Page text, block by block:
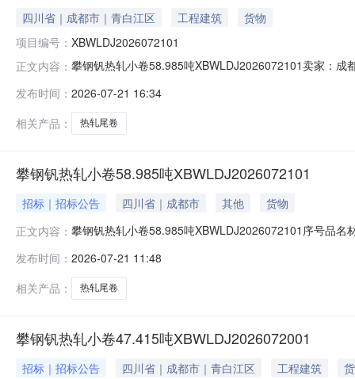
四川省｜成都市｜青白江区 工程建筑
货物
项目编号： XBWLDJ2026072101
正文内容： 攀钢钒热轧小卷58.985吨XBWLDJ2026072101卖家：
钢钒1/2.275轧烂(因非计划产品的特殊性，可能存在与
发布时间： 2026-07-21 16:34
相关产品：
热轧尾卷
攀钢钒热轧小卷58.985吨XBWLDJ2026072101
招标｜招标公告 四川省｜成都市 其他
货物
正文内容： 攀钢钒热轧小卷58.985吨XBWLDJ2026072101序号品
热轧尾卷（小卷）S355MC(X)2*1145*C攀钢钒1/1.9破
发布时间： 2026-07-21 11:48
相关产品：
热轧尾卷
攀钢钒热轧小卷47.415吨XBWLDJ2026072001
招标｜招标公告 四川省｜成都市｜青白江区 工程建筑